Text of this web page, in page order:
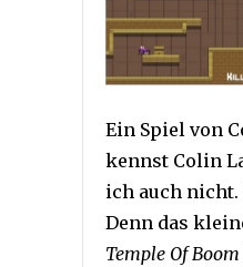
Ein Spiel von
kennst Colin
ich auch
Denn das
Temple Of Boom